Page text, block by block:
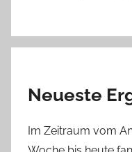
Neueste
Im Zeitraum vom